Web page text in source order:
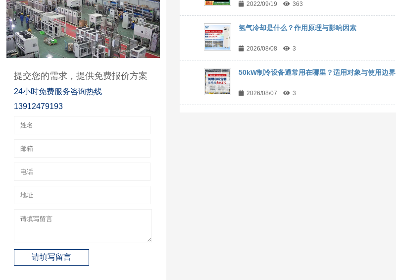
2022/09/19 363
氢气冷却是什么？作用原理与影响因素
2026/08/08 3
50kW制冷设备通常用在哪里？适用对象与使用边界
2026/08/07 3
提交您的需求，提供免费报价方案
24小时免费服务咨询热线
13912479193